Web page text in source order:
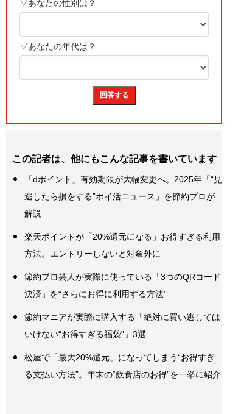
この記者は、他にもこんな記事を書いています
「dポイント」有効期限が大幅変更へ。2025年「“見
逃したら損をする”ポイ活ニュース」を節約プロが
解説
楽天ポイントが「20%還元になる」お得すぎる利用
方法。エントリーしないと対象外に
節約プロ芸人が実際に使っている「3つのQRコード
決済」を“さらにお得に利用する方法”
節約マニアが実際に購入する「絶対に買い逃しては
いけない“お得すぎる福袋”」3選
松屋で「最大20%還元」になってしまう“お得すぎ
る支払い方法”。年末の“飲食店のお得”を一挙に紹介